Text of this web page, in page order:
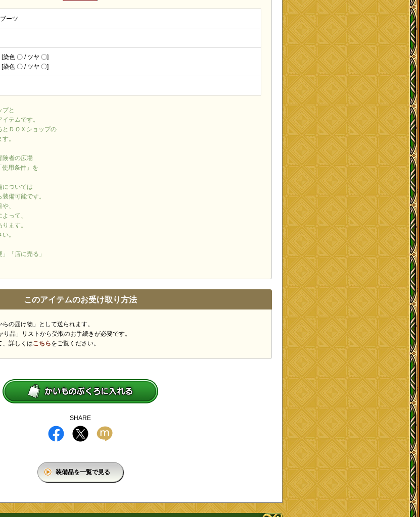
ーツ
色 〇 / ツヤ 〇]
色 〇 / ツヤ 〇]
と
テムです。
ＤＱＸショップの
。
険者の広場
使用条件」を
ついては
備可能です。
、
って、
ます。
。
「店に売る」
このアイテムのお受け取り方法
の届け物」として送られます。
品」リストから受取のお手続きが必要です。
、詳しくはこちらをご覧ください。
SHARE
装備品を一覧で見る